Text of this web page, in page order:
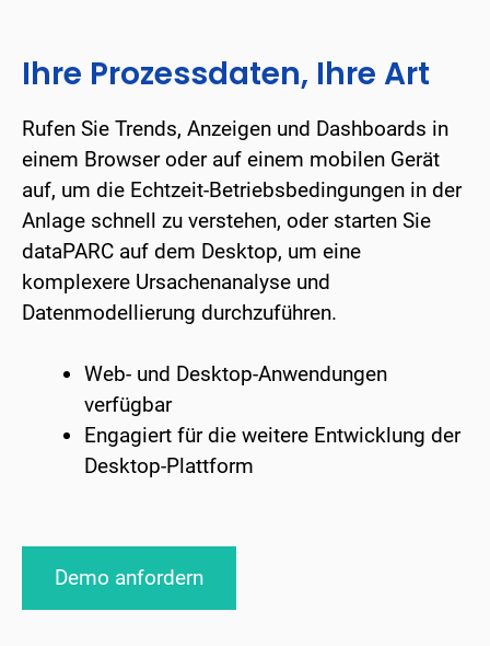
Ihre Prozessdaten, Ihre Art
Rufen Sie Trends, Anzeigen und Dashboards in
einem Browser oder auf einem mobilen Gerät
auf, um die Echtzeit-Betriebsbedingungen in der
Anlage schnell zu verstehen, oder starten Sie
dataPARC auf dem Desktop, um eine
komplexere Ursachenanalyse und
Datenmodellierung durchzuführen.
Web- und Desktop-Anwendungen
verfügbar
Engagiert für die weitere Entwicklung der
Desktop-Plattform
Demo anfordern